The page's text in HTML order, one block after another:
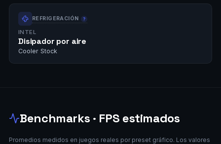
REFRIGERACIÓN
INTEL
Disipador por aire
Cooler Stock
Benchmarks · FPS estimados
Promedios medidos en juegos reales por preset gráfico. Los valores